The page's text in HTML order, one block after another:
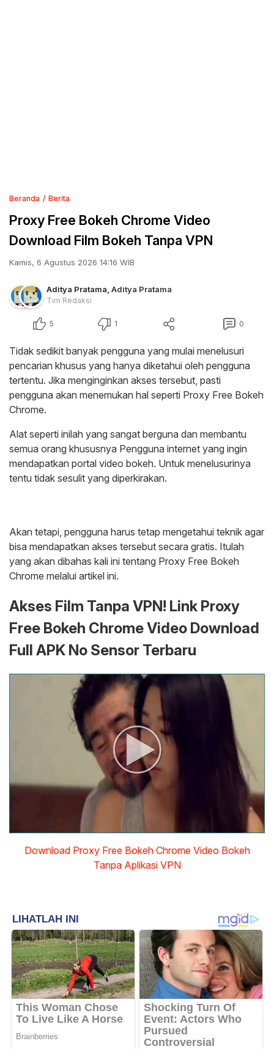
Beranda Berita
Proxy Free Bokeh Chrome Video
Download Film Bokeh Tanpa VPN
Kamis, 6 Agustus 2026 14:16 WIB
Aditya Pratama Aditya Pratama
Tim Redaksi
5 1 0
Tidak sedikit banyak pengguna yang mulai menelusuri
pencarian khusus yang hanya diketahui oleh pengguna
tertentu. Jika menginginkan akses tersebut, pasti
pengguna akan menemukan hal seperti Proxy Free Bokeh
Chrome.
Alat seperti inilah yang sangat berguna dan membantu
semua orang khususnya Pengguna internet yang ingin
mendapatkan portal video bokeh. Untuk menelusurinya
tentu tidak sesulit yang diperkirakan.
Akan tetapi, pengguna harus tetap mengetahui teknik agar
bisa mendapatkan akses tersebut secara gratis. Itulah
yang akan dibahas kali ini tentang Proxy Free Bokeh
Chrome melalui artikel ini.
Akses Film Tanpa VPN! Link Proxy
Free Bokeh Chrome Video Download
Full APK No Sensor Terbaru
Download Proxy Free Bokeh Chrome Video Bokeh
Tanpa Aplikasi VPN